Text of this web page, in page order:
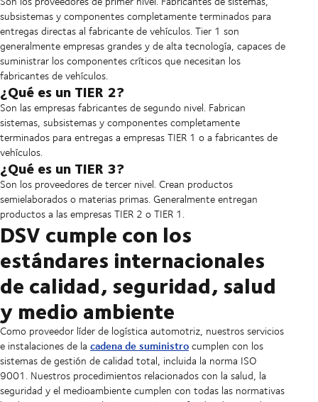
subsistemas y componentes completamente terminados para
entregas directas al fabricante de vehículos. Tier 1 son
generalmente empresas grandes y de alta tecnología, capaces de
suministrar los componentes críticos que necesitan los
fabricantes de vehículos.
¿Qué es un TIER 2?
Son las empresas fabricantes de segundo nivel. Fabrican
sistemas, subsistemas y componentes completamente
terminados para entregas a empresas TIER 1 o a fabricantes de
vehículos.
¿Qué es un TIER 3?
Son los proveedores de tercer nivel. Crean productos
semielaborados o materias primas. Generalmente entregan
productos a las empresas TIER 2 o TIER 1.
DSV cumple con los
estándares internacionales
de calidad, seguridad, salud
y medio ambiente
Como proveedor líder de logística automotriz, nuestros servicios
e instalaciones de la cadena de suministrocumplen con los
sistemas de gestión de calidad total, incluida la norma ISO
9001. Nuestros procedimientos relacionados con la salud, la
seguridad y el medioambiente cumplen con todas las normativas